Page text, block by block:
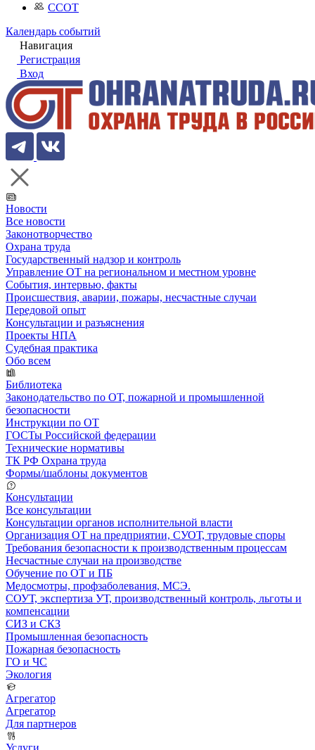
ССОТ
Календарь событий
Навигация
Регистрация
Вход
Новости
Все новости
Законотворчество
Охрана труда
Государственный надзор и контроль
Управление ОТ на региональном и местном уровне
События, интервью, факты
Происшествия, аварии, пожары, несчастные случаи
Передовой опыт
Консультации и разъяснения
Проекты НПА
Судебная практика
Обо всем
Библиотека
Законодательство по ОТ, пожарной и промышленной
безопасности
Инструкции по ОТ
ГОСТы Российской федерации
Технические нормативы
ТК РФ Охрана труда
Формы/шаблоны документов
Консультации
Все консультации
Консультации органов исполнительной власти
Организация ОТ на предприятии, СУОТ, трудовые споры
Требования безопасности к производственным процессам
Несчастные случаи на производстве
Обучение по ОТ и ПБ
Медосмотры, профзаболевания, МСЭ.
СОУТ, экспертиза УТ, производственный контроль, льготы и
компенсации
СИЗ и СКЗ
Промышленная безопасность
Пожарная безопасность
ГО и ЧС
Экология
Агрегатор
Агрегатор
Для партнеров
Услуги